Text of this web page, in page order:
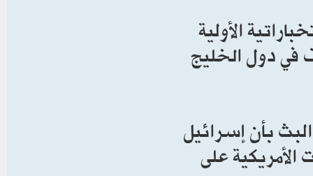
الأولية
في دول الخليج
بأن إسرائيل
على